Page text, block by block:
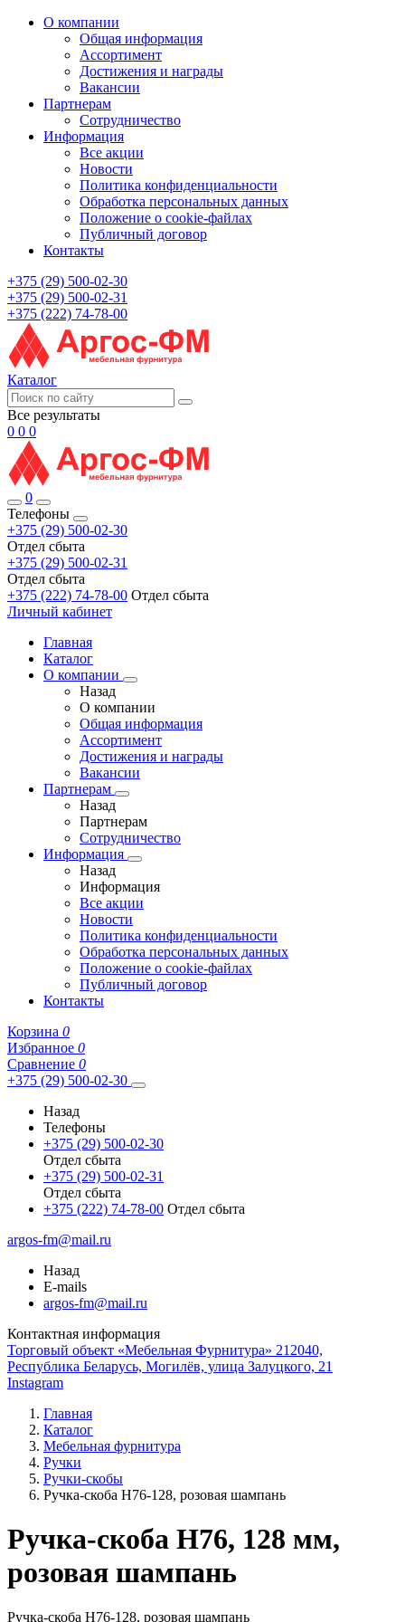
О компании
Общая информация
Ассортимент
Достижения и награды
Вакансии
Партнерам
Сотрудничество
Информация
Все акции
Новости
Политика конфиденциальности
Обработка персональных данных
Положение о cookie-файлах
Публичный договор
Контакты
+375 (29) 500-02-30
+375 (29) 500-02-31
+375 (222) 74-78-00
Каталог
Все результаты
0 0 0
0
Телефоны
+375 (29) 500-02-30
Отдел сбыта
+375 (29) 500-02-31
Отдел сбыта
+375 (222) 74-78-00 Отдел сбыта
Личный кабинет
Главная
Каталог
О компании
Назад
О компании
Общая информация
Ассортимент
Достижения и награды
Вакансии
Партнерам
Назад
Партнерам
Сотрудничество
Информация
Назад
Информация
Все акции
Новости
Политика конфиденциальности
Обработка персональных данных
Положение о cookie-файлах
Публичный договор
Контакты
Корзина 0
Избранное 0
Сравнение 0
+375 (29) 500-02-30
Назад
Телефоны
+375 (29) 500-02-30
Отдел сбыта
+375 (29) 500-02-31
Отдел сбыта
+375 (222) 74-78-00 Отдел сбыта
argos-fm@mail.ru
Назад
E-mails
argos-fm@mail.ru
Контактная информация
Торговый объект «Мебельная Фурнитура» 212040,
Республика Беларусь, Могилёв, улица Залуцкого, 21
Instagram
Главная
Каталог
Мебельная фурнитура
Ручки
Ручки-скобы
Ручка-скоба Н76-128, розовая шампань
Ручка-скоба H76, 128 мм,
розовая шампань
Ручка-скоба Н76-128, розовая шампань